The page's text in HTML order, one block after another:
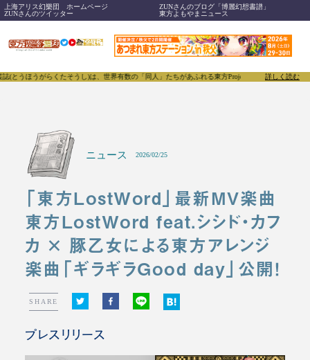
上海アリス幻樂団 ホームページ
ZUNさんのブログ「博麗幻想書譜」
ZUNさんのツイッター
東方よもやまニュース
くたそうし)は、世界有数の「同人」たちがあふれる東方Projectについて発信するメディアです
詳しく読む
ニュース 2026/02/25
「東方LostWord」最新MV楽曲
東方LostWord feat.シシド・カフ
カ × 豚乙女による東方アレンジ
楽曲「ギラギラGood day」公開！
SHARE
プレスリリース